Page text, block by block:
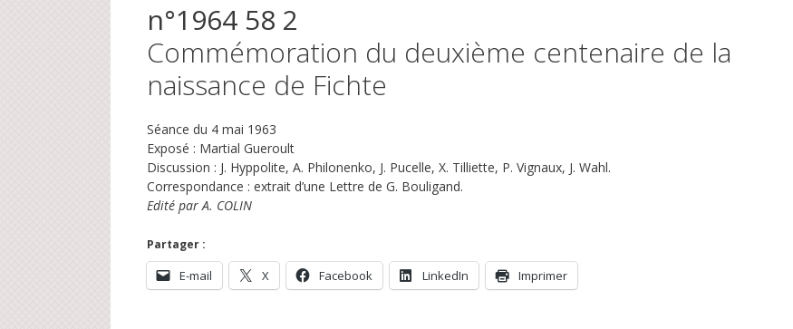
n°1964 58 2
Commémoration du deuxième centenaire de la
naissance de Fichte
Séance du 4 mai 1963
Exposé : Martial Gueroult
Discussion : J. Hyppolite, A. Philonenko, J. Pucelle, X. Tilliette, P. Vignaux, J. Wahl.
Correspondance : extrait d’une Lettre de G. Bouligand.
Edité par A. COLIN
Partager :
E-mail X Facebook LinkedIn Imprimer